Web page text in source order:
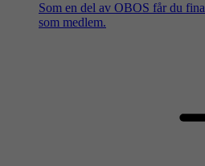
Som en del av OBOS får du
som medlem.